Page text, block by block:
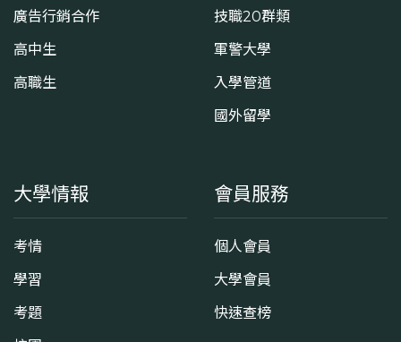
廣告行銷合作
高中生
高職生
技職20群類
軍警大學
入學管道
國外留學
大學情報
考情
學習
考題
會員服務
個人會員
大學會員
快速查榜